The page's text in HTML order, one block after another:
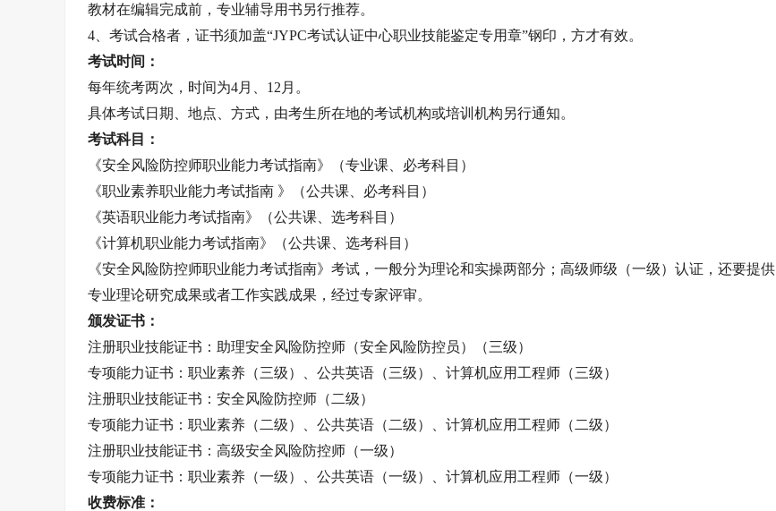
教材在编辑完成前，专业辅导用书另行推荐。
4、考试合格者，证书须加盖“JYPC考试认证中心职业技能鉴定专用章”钢印，方才有效。
考试时间：
每年统考两次，时间为4月、12月。
具体考试日期、地点、方式，由考生所在地的考试机构或培训机构另行通知。
考试科目：
《安全风险防控师职业能力考试指南》（专业课、必考科目）
《职业素养职业能力考试指南 》（公共课、必考科目）
《英语职业能力考试指南》（公共课、选考科目）
《计算机职业能力考试指南》（公共课、选考科目）
《安全风险防控师职业能力考试指南》考试，一般分为理论和实操两部分；高级师级（一级）认证，还要提供
专业理论研究成果或者工作实践成果，经过专家评审。
颁发证书：
注册职业技能证书：助理安全风险防控师（安全风险防控员）（三级）
专项能力证书：职业素养（三级）、公共英语（三级）、计算机应用工程师（三级）
注册职业技能证书：安全风险防控师（二级）
专项能力证书：职业素养（二级）、公共英语（二级）、计算机应用工程师（二级）
注册职业技能证书：高级安全风险防控师（一级）
专项能力证书：职业素养（一级）、公共英语（一级）、计算机应用工程师（一级）
收费标准：